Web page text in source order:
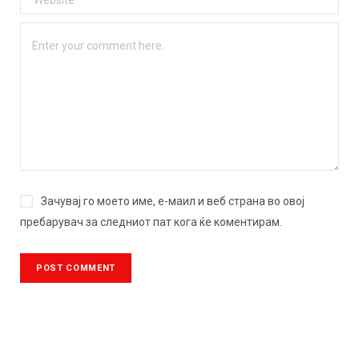
Зачувај го моето име, е-маил и веб страна во овој
пребарувач за следниот пат кога ќе коментирам.